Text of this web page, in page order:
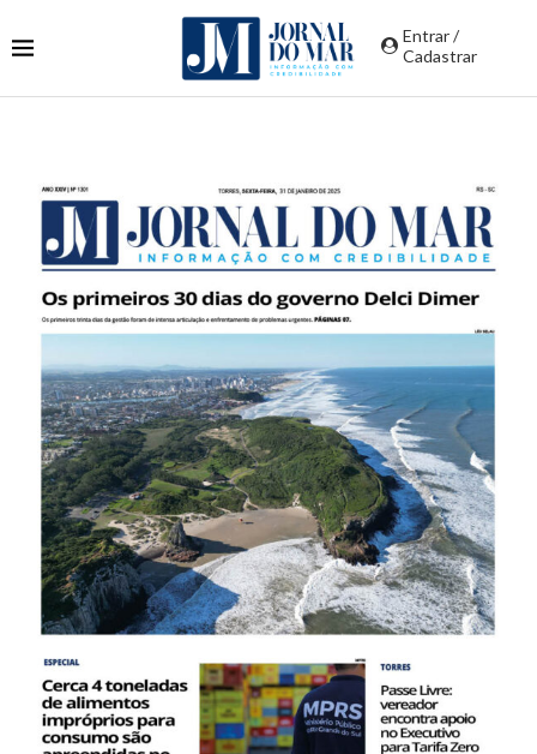
Entrar /
Cadastrar